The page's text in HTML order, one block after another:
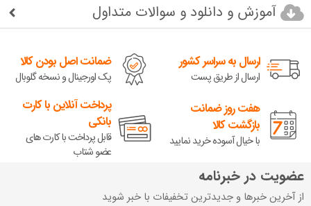
آموزش و دانلود و سوالات متداول
ارسال به سراسر کشور
ارسال از طریق پست
ضمانت اصل بودن کالا
پک اورجینال و نسخه گلوبال
هفت روز ضمانت
بازگشت کالا
با خیال آسوده خرید نمایید
پرداخت آنلاین با کارت
بانکی
قابل پرداخت با کارت های
عضو شتاب
عضویت در خبرنامه
از آخرین خبرها و جدیدترین تخفیفات با خبر شوید